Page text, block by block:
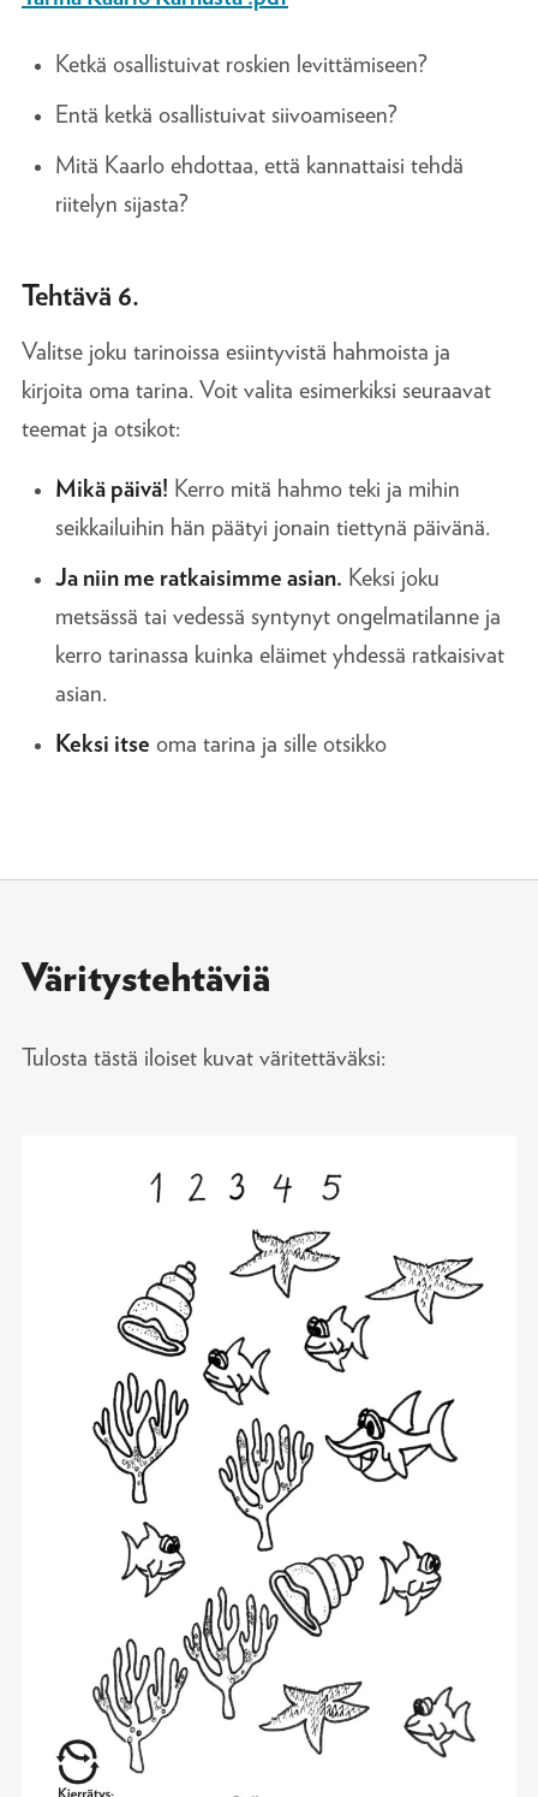
Ketkä osallistuivat roskien levittämiseen?
Entä ketkä osallistuivat siivoamiseen?
Mitä Kaarlo ehdottaa, että kannattaisi tehdä
riitelyn sijasta?
Tehtävä 6.
Valitse joku tarinoissa esiintyvistä hahmoista ja
kirjoita oma tarina. Voit valita esimerkiksi seuraavat
teemat ja otsikot:
Mikä päivä! Kerro mitä hahmo teki ja mihin
seikkailuihin hän päätyi jonain tiettynä päivänä.
Ja niin me ratkaisimme asian. Keksi joku
metsässä tai vedessä syntynyt ongelmatilanne ja
kerro tarinassa kuinka eläimet yhdessä ratkaisivat
asian.
Keksi itse oma tarina ja sille otsikko
Väritystehtäviä
Tulosta tästä iloiset kuvat väritettäväksi: